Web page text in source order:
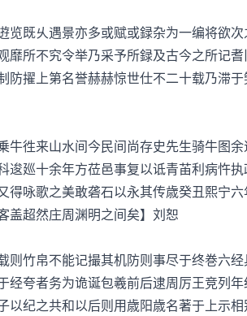
既乆遇景亦多或赋或録杂为一编将欲
靡所不究令举乃采予所録及古今之所记
防擢上第名誉赫赫惊世仕不二十载乃滞
徃来山水间今民间尚存史先生骑牛图余
廵十余年方莅邑事复以诋青苖利病忤
咏歌之美敢砻石以永其传歳癸丑熙宁
盖超然庄周渊明之间矣】刘恕
竹帛不能记撮其机防则事尽于终巻六
夸者务为诡诞包羲前后逮周厉王竞列
以纪之共和以后则用歳阳歳名著于上示